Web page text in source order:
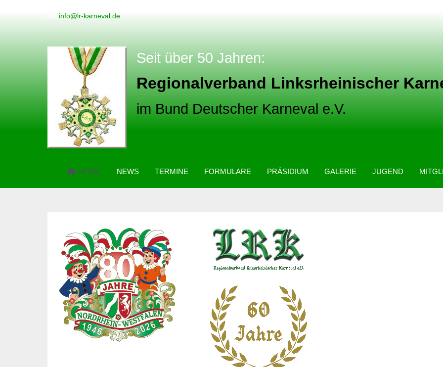
info@lr-karneval.de
Seit über 50 Jahren:
Regionalverband Linksrheinischer
im Bund Deutscher Karneval e.V.
HOME NEWS TERMINE FORMULARE PRÄSIDIUM GALERIE JUGEND